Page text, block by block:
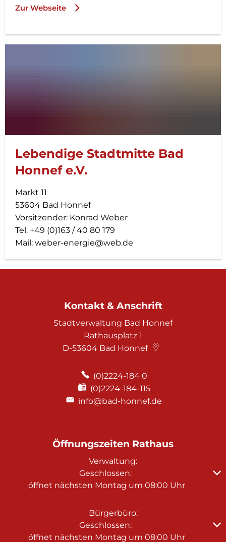
Zur Webseite
Lebendige Stadtmitte Bad
Honnef e.V.
Markt 11
53604 Bad Honnef
Vorsitzender: Konrad Weber
Tel. +49 (0)163 / 40 80 179
Mail: weber-energie@web.de
Kontakt & Anschrift
Stadtverwaltung Bad Honnef
Rathausplatz 1
D-53604 Bad Honnef
(0)2224-184 0
(0)2224-184-115
info@bad-honnef.de
Öffnungszeiten Rathaus
Verwaltung:
Klicken, um weitere Öffnungs- oder Schließzeiten
Geschlossen:
öffnet nächsten Montag um 08:00 Uhr
Bürgerbüro:
Klicken, um weitere Öffnungs- oder Schließzeiten
Geschlossen:
öffnet nächsten Montag um 08:00 Uhr